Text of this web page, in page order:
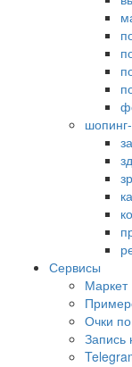
Сервисы
Маркет
Очки
Запись